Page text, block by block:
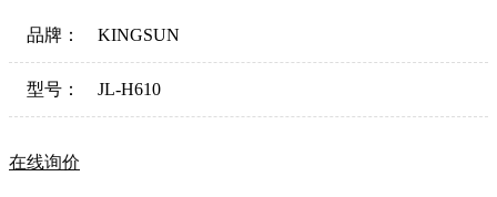
品牌： KINGSUN
型号： JL-H610
在线询价